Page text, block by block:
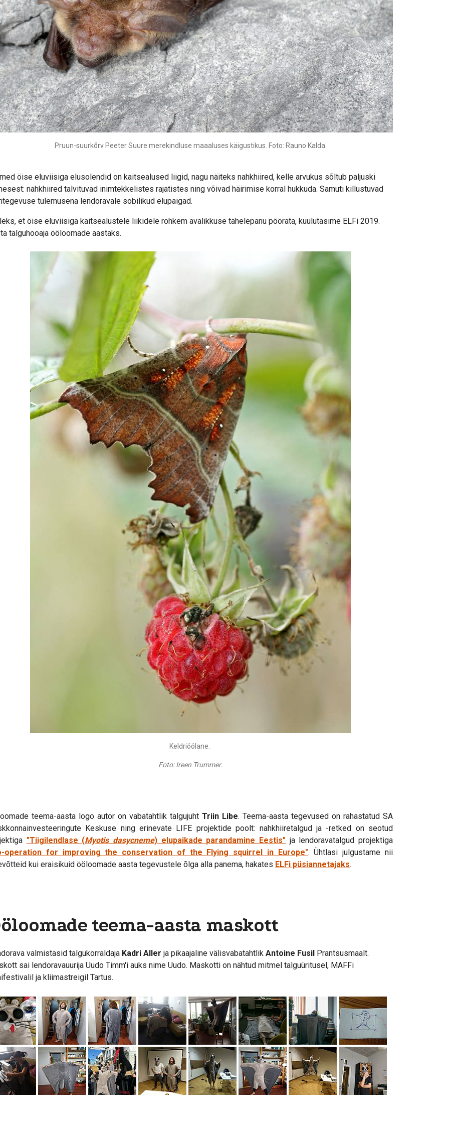
Pruun-suurkõrv Peeter Suure merekindluse maaaluses käigustikus. Foto: Rauno Kalda.
öise eluviisiga elusolendid on kaitsealused liigid, nagu näiteks nahkhiired, kelle arvukus sõltub paljuski
nahkhiired talvituvad inimtekkelistes rajatistes ning võivad häirimise korral hukkuda. Samuti killustuvad
tulemusena lendoravale sobilikud elupaigad.
et öise eluviisiga kaitsealustele liikidele rohkem avalikkuse tähelepanu pöörata, kuulutasime ELFi 2019.
talguhooaja ööloomade aastaks.
Keldriöölane.
Foto: Ireen Trummer.
teema-aasta logo autor on vabatahtlik talgujuht Triin Libe. Teema-aasta tegevused on rahastatud SA
Keskuse ning erinevate LIFE projektide poolt: nahkhiiretalgud ja -retked on seotud
"Tiigilendlase (Myotis dasycneme) elupaikade parandamine Eestis" ja lendoravatalgud projektiga
operation for improving the conservation of the Flying squirrel in Europe". Ühtlasi julgustame nii
kui eraisikuid ööloomade aasta tegevustele õlga alla panema, hakates ELFi püsiannetajaks.
teema-aasta maskott
valmistasid talgukorraldaja Kadri Aller ja pikaajaline välisvabatahtlik Antoine Fusil Prantsusmaalt.
sai lendoravauurija Uudo Timm'i auks nime Uudo. Maskotti on nähtud mitmel talguüritusel, MAFFi
ja kliimastreigil Tartus.